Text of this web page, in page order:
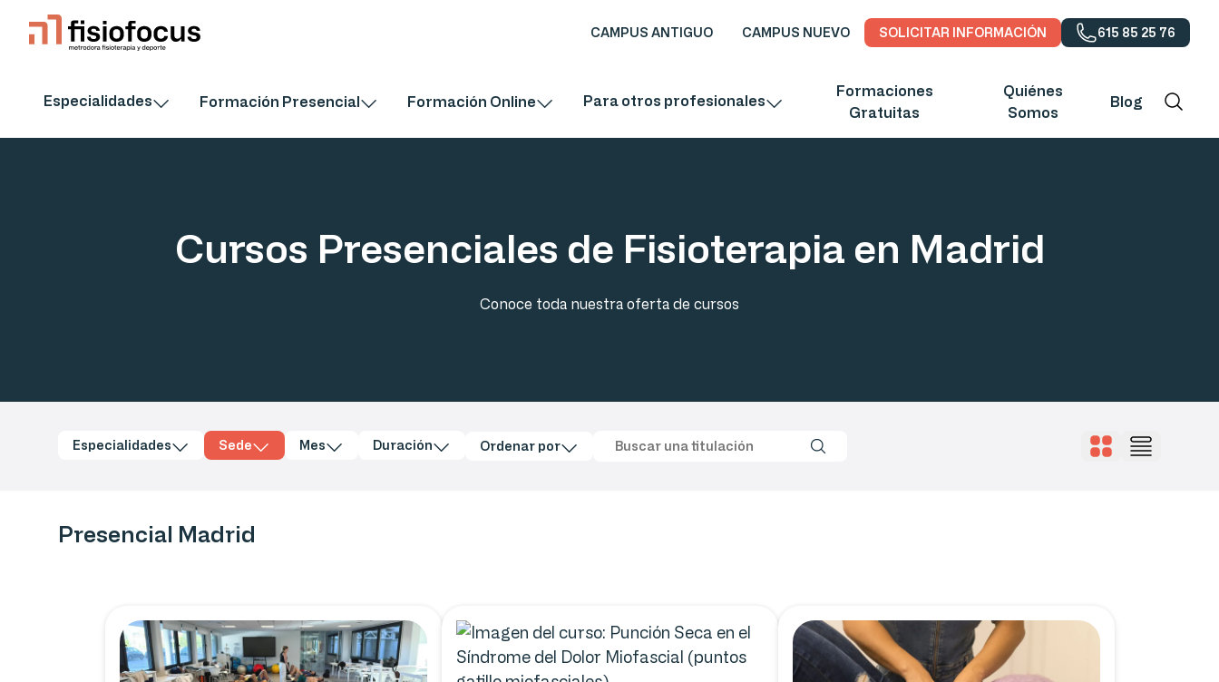
CAMPUS ANTIGUO CAMPUS NUEVO SOLICITAR INFORMACIÓN 615 85 25 76
Especialidades Formación Presencial Formación Online Para otros profesionales
Formaciones
Gratuitas
Quiénes
Somos
Blog
Cursos Presenciales de Fisioterapia en Madrid
Conoce toda nuestra oferta de cursos
Especialidades Sede Mes Duración Ordenar por
Presencial Madrid